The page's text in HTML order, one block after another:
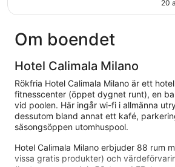
20
Om boendet
Hotel Calimala Milano
Rökfria Hotel Calimala Milano är ett
fitnesscenter (öppet dygnet runt), en
vid poolen. Här ingår wi-fi i allmänna
dessutom bland annat ett kafé,
säsongsöppen utomhuspool.
Hotel Calimala Milano erbjuder 88 rum
vissa gratis produkter) och